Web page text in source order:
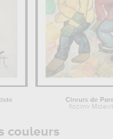
Cireurs de
Kazimir
couleurs